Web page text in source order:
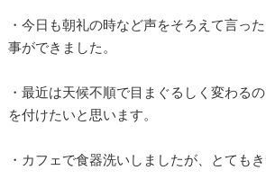
・今日も朝礼の時など声をそろえて言っ
事ができました。
・最近は天候不順で目まぐるしく変わる
を付けたいと思います。
・カフェで食器洗いしましたが、とてもき